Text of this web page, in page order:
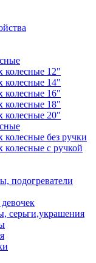
колесные 12"
колесные 14"
колесные 16"
колесные 18"
колесные 20"
колесные без ручки
колесные с ручкой
подогреватели
серьги,украшения